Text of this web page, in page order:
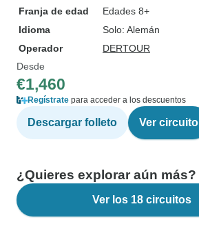
Franja de edad
Edades 8+
Idioma
Solo: Alemán
Operador
DERTOUR
Desde
€1,460
Regístrate para acceder a los descuentos
Descargar folleto Ver circuito
¿Quieres explorar aún más?
Ver los 18 circuitos